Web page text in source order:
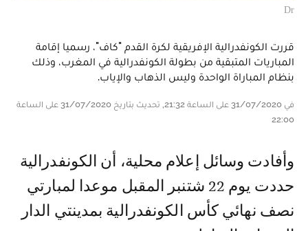
Dr
قررت الكونفدرالية الإفريقية لكرة القدم "كاف"، رسميا إقامة
المباريات المتبقية من بطولة الكونفدرالية في المغرب، وذلك
بنظام المباراة الواحدة وليس الذهاب والإياب.
في 31/07/2020 على الساعة 21:32, تحديث بتاريخ 31/07/2020 على الساعة
22:00
وأفادت وسائل إعلام محلية، أن الكونفدرالية
حددت يوم 22 شتنبر المقبل موعدا لمبارتي
نصف نهائي كأس الكونفدرالية بمدينتي الدار